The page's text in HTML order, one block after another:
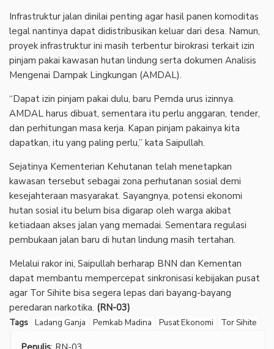
Infrastruktur jalan dinilai penting agar hasil panen komoditas
legal nantinya dapat didistribusikan keluar dari desa. Namun,
proyek infrastruktur ini masih terbentur birokrasi terkait izin
pinjam pakai kawasan hutan lindung serta dokumen Analisis
Mengenai Dampak Lingkungan (AMDAL).
“Dapat izin pinjam pakai dulu, baru Pemda urus izinnya.
AMDAL harus dibuat, sementara itu perlu anggaran, tender,
dan perhitungan masa kerja. Kapan pinjam pakainya kita
dapatkan, itu yang paling perlu,” kata Saipullah.
Sejatinya Kementerian Kehutanan telah menetapkan
kawasan tersebut sebagai zona perhutanan sosial demi
kesejahteraan masyarakat. Sayangnya, potensi ekonomi
hutan sosial itu belum bisa digarap oleh warga akibat
ketiadaan akses jalan yang memadai. Sementara regulasi
pembukaan jalan baru di hutan lindung masih tertahan.
Melalui rakor ini, Saipullah berharap BNN dan Kementan
dapat membantu mempercepat sinkronisasi kebijakan pusat
agar Tor Sihite bisa segera lepas dari bayang-bayang
peredaran narkotika. (RN-03)
Tags Ladang Ganja Pemkab Madina Pusat Ekonomi Tor Sihite